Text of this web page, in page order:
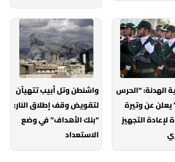
الهدنة: “الحرس
يعلن عن وتيرة
لإعادة التجهيز
واشنطن وتل أبيب تتهيآن
لتقويض وقف إطلاق النار:
“بنك الأهداف” في وضع
الاستعداد